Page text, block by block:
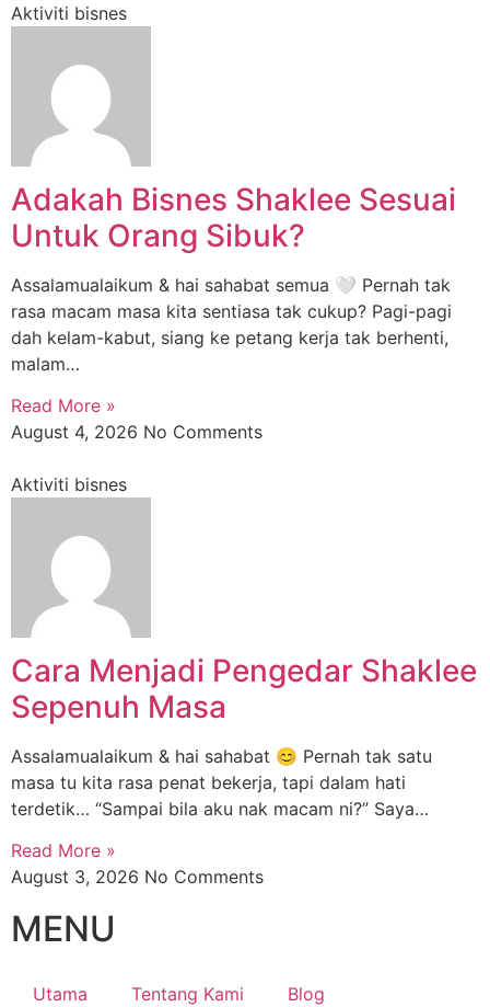
Aktiviti bisnes
Adakah Bisnes Shaklee Sesuai
Untuk Orang Sibuk?
Assalamualaikum & hai sahabat semua 🤍 Pernah tak
rasa macam masa kita sentiasa tak cukup? Pagi-pagi
dah kelam-kabut, siang ke petang kerja tak berhenti,
malam…
Read More »
August 4, 2026 No Comments
Aktiviti bisnes
Cara Menjadi Pengedar Shaklee
Sepenuh Masa
Assalamualaikum & hai sahabat 😊 Pernah tak satu
masa tu kita rasa penat bekerja, tapi dalam hati
terdetik… “Sampai bila aku nak macam ni?” Saya…
Read More »
August 3, 2026 No Comments
MENU
Utama Tentang Kami Blog